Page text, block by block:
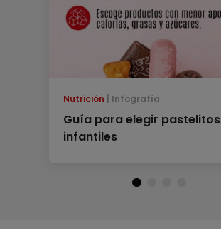
Nutrición Infografía
Guía para elegir pastelitos
infantiles